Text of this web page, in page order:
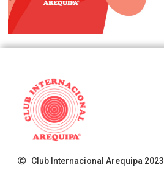
Club Internacional Arequipa 2023